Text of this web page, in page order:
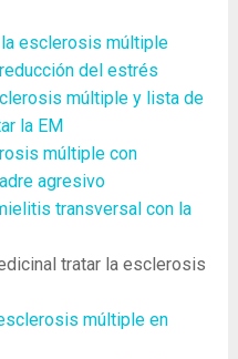
la esclerosis múltiple
del estrés
múltiple y lista de
la EM
múltiple con
agresivo
transversal con la
tratar la esclerosis
múltiple en